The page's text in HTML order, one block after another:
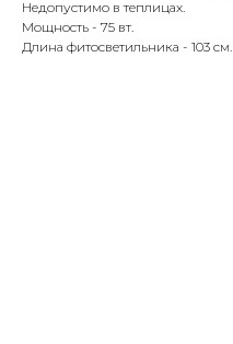
Недопустимо в теплицах.
Мощность - 75 вт.
Длина фитосветильника - 103 см.